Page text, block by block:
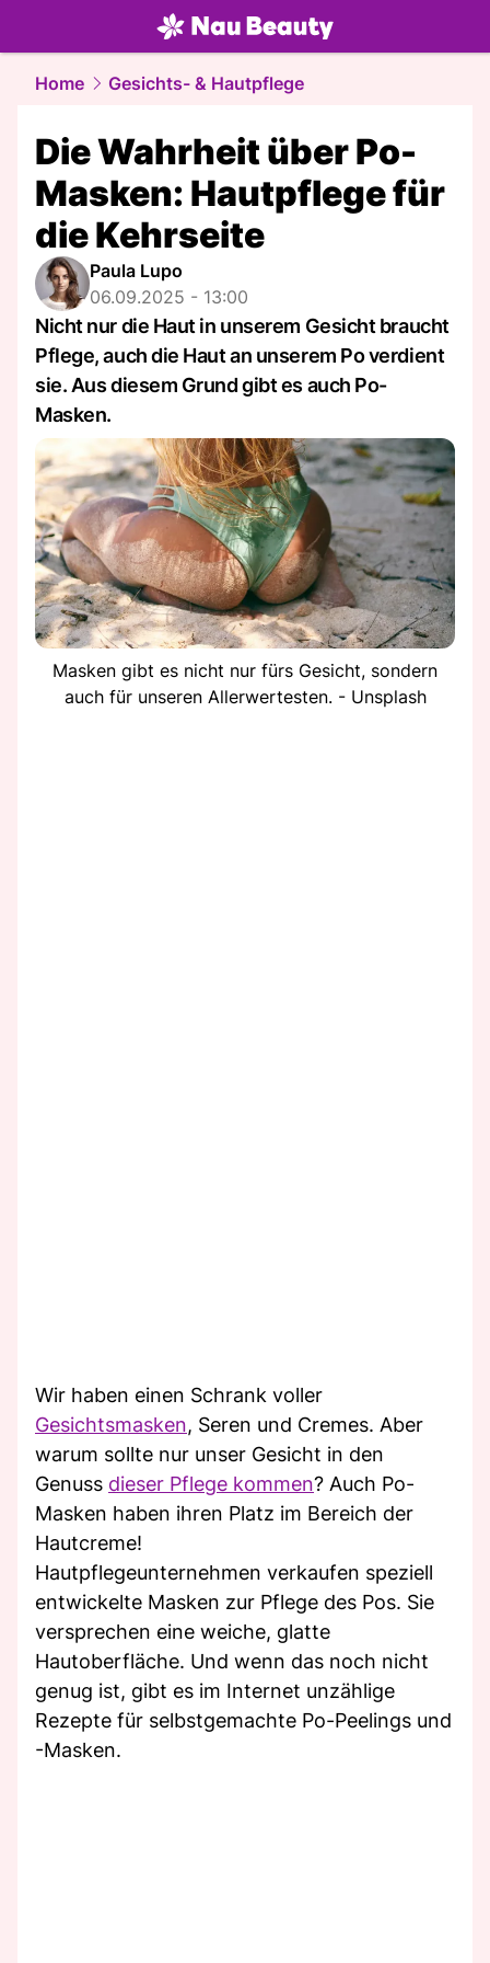
beauty.NAU.ch
Home Gesichts- & Hautpflege
Die Wahrheit über Po-
Masken: Hautpflege für
die Kehrseite
Paula Lupo
06.09.2025 - 13:00
Nicht nur die Haut in unserem Gesicht braucht
Pflege, auch die Haut an unserem Po verdient
sie. Aus diesem Grund gibt es auch Po-
Masken.
Masken gibt es nicht nur fürs Gesicht, sondern
auch für unseren Allerwertesten. - Unsplash
Wir haben einen Schrank voller
Gesichtsmasken, Seren und Cremes. Aber
warum sollte nur unser Gesicht in den
Genuss dieser Pflege kommen? Auch Po-
Masken haben ihren Platz im Bereich der
Hautcreme!
Hautpflegeunternehmen verkaufen speziell
entwickelte Masken zur Pflege des Pos. Sie
versprechen eine weiche, glatte
Hautoberfläche. Und wenn das noch nicht
genug ist, gibt es im Internet unzählige
Rezepte für selbstgemachte Po-Peelings und
-Masken.